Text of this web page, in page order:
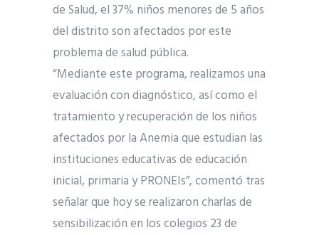
de Salud, el 37% niños menores de 5 años
del distrito son afectados por este
problema de salud pública.
“Mediante este programa, realizamos una
evaluación con diagnóstico, así como el
tratamiento y recuperación de los niños
afectados por la Anemia que estudian las
instituciones educativas de educación
inicial, primaria y PRONEIs”, comentó tras
señalar que hoy se realizaron charlas de
sensibilización en los colegios 23 de